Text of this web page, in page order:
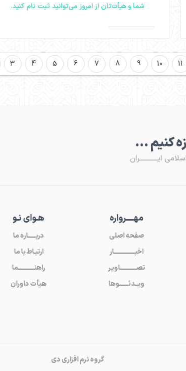
شما و هیأت‌تان از امروز می‌توانید ثبت نام‌ کنید.
عنوان «ایرانِ اباعبدالله» که امسال برای نخستین‌بار به
آن افزوده شده، در ۵ بخش و ۲۶ رشته برگزار می‌شود.
3 4 5 6 7 8 9 10 11
کنیم ...
ایــــــــــــران
مهـــــرواره
صفحه اصلی
اخبــــــــــــــار
تصـــــــــــاویر
ویــدئــــــوها
هـوای نـو
دربـــــاره ما
ارتبـاط با ما
راهنـــــــــــما
هیأت داوران
گروه نرم افزاری دی